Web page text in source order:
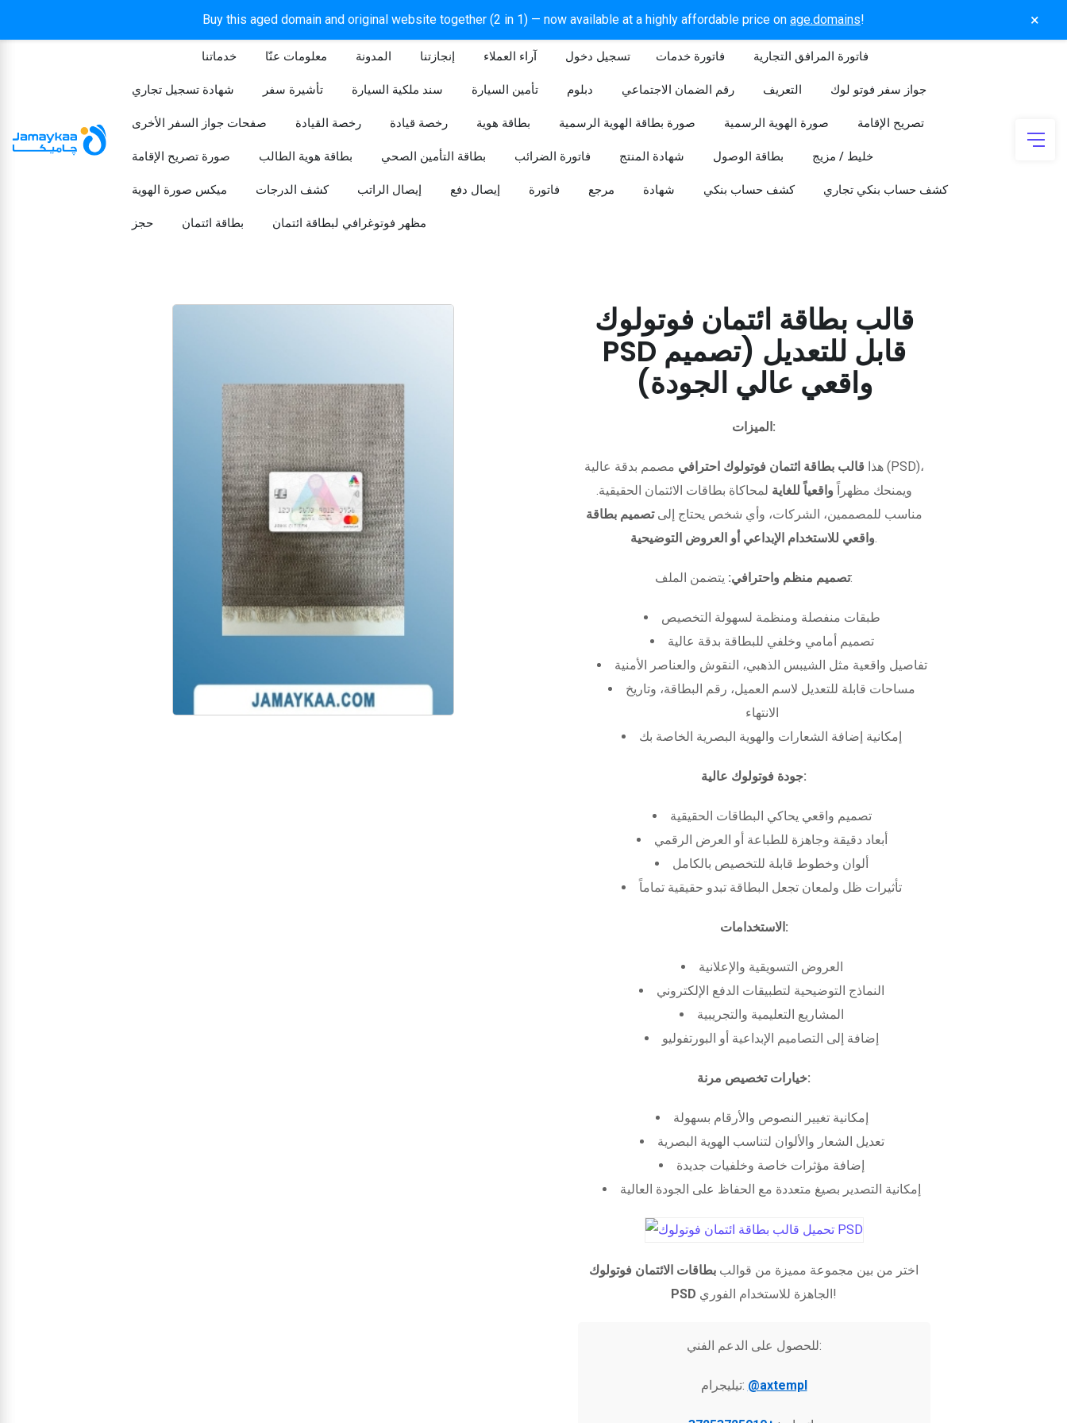
Buy this aged domain and original website together (2 in 1) — now available at a highly affordable price on age.domains! ×
خدماتنا معلومات عنّا المدونة إنجازتنا آراء العملاء تسجيل دخول​ فاتورة خدمات فاتورة المرافق التجارية
شهادة تسجيل تجاري تأشيرة سفر سند ملكية السيارة تأمين السيارة دبلوم رقم الضمان الاجتماعي التعريف جواز سفر فوتو لوك
صفحات جواز السفر الأخرى رخصة القيادة رخصة قيادة بطاقة هوية صورة بطاقة الهوية الرسمية صورة الهوية الرسمية تصريح الإقامة
صورة تصريح الإقامة بطاقة هوية الطالب بطاقة التأمين الصحي فاتورة الضرائب شهادة المنتج بطاقة الوصول خليط / مزيج
ميكس صورة الهوية كشف الدرجات إيصال الراتب إيصال دفع فاتورة مرجع شهادة كشف حساب بنكي كشف حساب بنكي تجاري
حجز بطاقة ائتمان مظهر فوتوغرافي لبطاقة ائتمان
قالب بطاقة ائتمان فوتولوك
PSD قابل للتعديل (تصميم
واقعي عالي الجودة)
الميزات:
هذا قالب بطاقة ائتمان فوتولوك احترافي مصمم بدقة عالية (PSD)،
ويمنحك مظهراً واقعياً للغاية لمحاكاة بطاقات الائتمان الحقيقية.
مناسب للمصممين، الشركات، وأي شخص يحتاج إلىتصميم بطاقة
واقعي للاستخدام الإبداعي أو العروض التوضيحية.
تصميم منظم واحترافي:يتضمن الملف:
طبقات منفصلة ومنظمة لسهولة التخصيص
تصميم أمامي وخلفي للبطاقة بدقة عالية
تفاصيل واقعية مثل الشيبس الذهبي، النقوش والعناصر الأمنية
مساحات قابلة للتعديل لاسم العميل، رقم البطاقة، وتاريخ
الانتهاء
إمكانية إضافة الشعارات والهوية البصرية الخاصة بك
جودة فوتولوك عالية:
تصميم واقعي يحاكي البطاقات الحقيقية
أبعاد دقيقة وجاهزة للطباعة أو العرض الرقمي
ألوان وخطوط قابلة للتخصيص بالكامل
تأثيرات ظل ولمعان تجعل البطاقة تبدو حقيقية تماماً
الاستخدامات:
العروض التسويقية والإعلانية
النماذج التوضيحية لتطبيقات الدفع الإلكتروني
المشاريع التعليمية والتجريبية
إضافة إلى التصاميم الإبداعية أو البورتفوليو
خيارات تخصيص مرنة:
إمكانية تغيير النصوص والأرقام بسهولة
تعديل الشعار والألوان لتناسب الهوية البصرية
إضافة مؤثرات خاصة وخلفيات جديدة
إمكانية التصدير بصيغ متعددة مع الحفاظ على الجودة العالية
اختر من بين مجموعة مميزة من قوالب بطاقات الائتمان فوتولوك
PSD
الجاهزة للاستخدام الفوري!
للحصول على الدعم الفني:
تيليجرام: @axtempl